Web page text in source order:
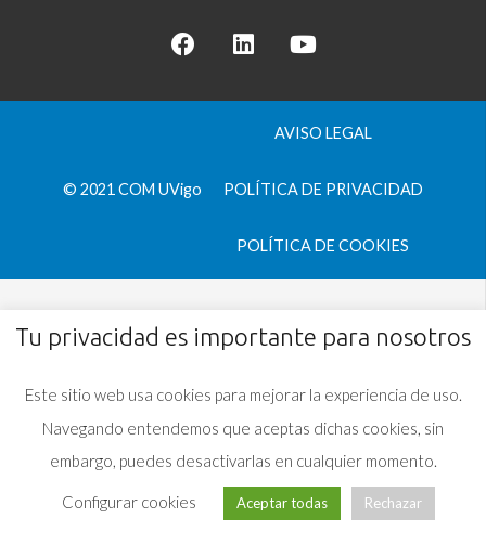
© 2021 COM UVigo
AVISO LEGAL
POLÍTICA DE PRIVACIDAD
POLÍTICA DE COOKIES
Tu privacidad es importante para nosotros
Este sitio web usa cookies para mejorar la experiencia de uso.
Navegando entendemos que aceptas dichas cookies, sin
embargo, puedes desactivarlas en cualquier momento.
Configurar cookies Aceptar todas Rechazar